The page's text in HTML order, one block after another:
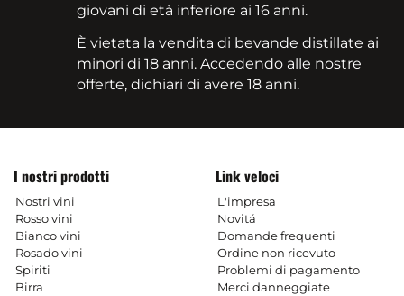
giovani di età inferiore ai 16 anni.
È vietata la vendita di bevande distillate ai
minori di 18 anni. Accedendo alle nostre
offerte, dichiari di avere 18 anni.
I nostri prodotti
Nostri vini
Rosso vini
Bianco vini
Rosado vini
Spiriti
Birra
Link veloci
L'impresa
Novitá
Domande frequenti
Ordine non ricevuto
Problemi di pagamento
Merci danneggiate